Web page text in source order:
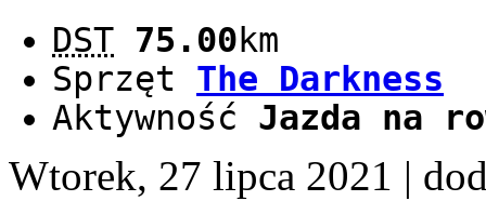
DST 75.00km
Sprzęt The Darkness
Aktywność Jazda na
Wtorek, 27 lipca 2021 |